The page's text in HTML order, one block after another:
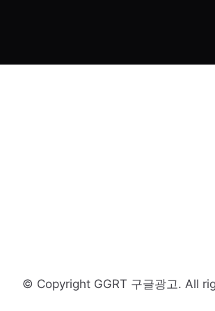
© Copyright GGRT 구글광고. All